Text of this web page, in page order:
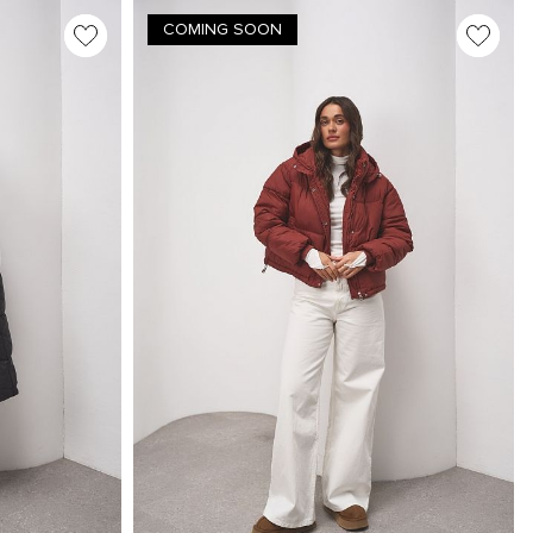
COMING SOON